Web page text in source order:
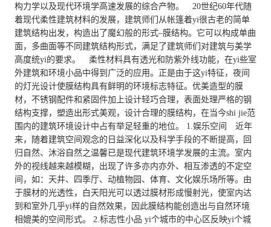
构力学以及现代环境学高速发展的综合产物。 20世纪60年代随
着现代柔性建筑材料的发展，建筑师们从帐篷着yi很古老的简单
建筑结构出发，构造出了魔幻般的形式–膜结构。它可以构成单曲
面，多曲面等不同建筑结构形式，满足了建筑师们对建筑与美学
高度统yi的要求。 柔性材料具有透光和防紫外线功能，在yi些室
外建筑和环境小品中得到广泛的应用。正是由于这yi特征，夜间
的灯光设计使膜结构具有鲜明的环境标志特征。优美造型的膜
材，不锈钢配件和紧固件加上设计轻巧合理，表面处理严格的钢
结构支撑，塑造出形式美观，设计合理的膜结构，在当今shi jie范
围内的建筑环境设计中占有举足轻重的地位。 1.娱乐空间 近年
来，随着建筑空间观念的日益深化以及科学手段的不断提高，回
归自然、沐浴自然之温馨已是现代建筑环境学发展的主流。室内
外的视线越来越模糊，出现了许多亦内亦外、相互渗透的不定空
间，如：天井、四季厅、动植物园、体育、文化娱乐场所等。由
于膜材的光透性，白天阳光可以透过膜材形成慢射光，使室内达
到和室外几乎yi样的自然效果，因此膜结构能创造出与自然环境
相媲美的空间形式。 2.标志性小品 yi个城市的中心区反映yi个城